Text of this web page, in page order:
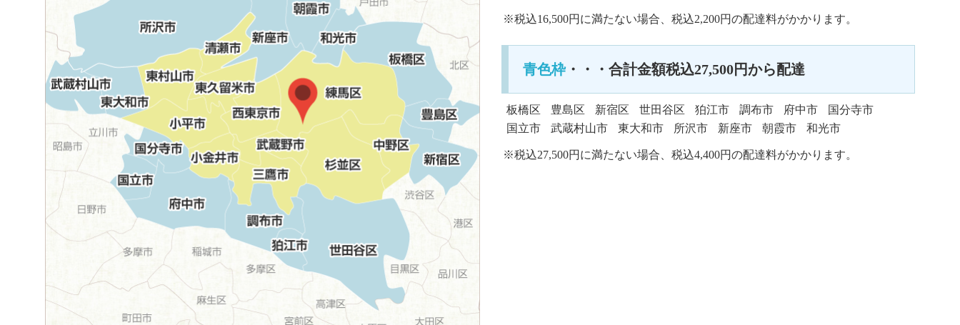
※税込16,500円に満たない場合、税込2,200円の配達料がかかります。
青色枠・・・合計金額税込27,500円から配達
板橋区 豊島区 新宿区 世田谷区 狛江市 調布市 府中市
国分寺市
国立市
武蔵村山市 東大和市 所沢市 新座市 朝霞市 和光市
※税込27,500円に満たない場合、税込4,400円の配達料がかかります。